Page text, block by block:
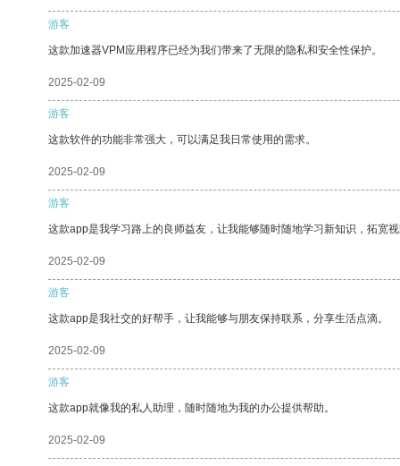
游客
这款加速器VPM应用程序已经为我们带来了无限的隐私和安全性保护。
2025-02-09
游客
这款软件的功能非常强大，可以满足我日常使用的需求。
2025-02-09
游客
这款app是我学习路上的良师益友，让我能够随时随地学习新知识，拓宽
2025-02-09
游客
这款app是我社交的好帮手，让我能够与朋友保持联系，分享生活点滴。
2025-02-09
游客
这款app就像我的私人助理，随时随地为我的办公提供帮助。
2025-02-09